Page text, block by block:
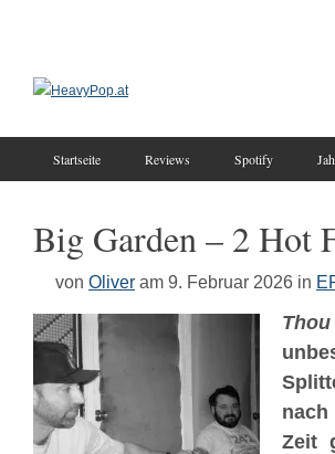
Startseite Reviews Spotify
Big Garden – 2 Hot
von Oliver am 9. Februar 2026 in
Thou
Zeit